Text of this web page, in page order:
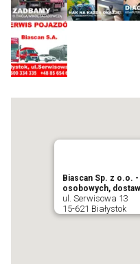
Biascan Sp. z o.o.
osobowych,
ul. Serwisowa 13
15-621 Białystok